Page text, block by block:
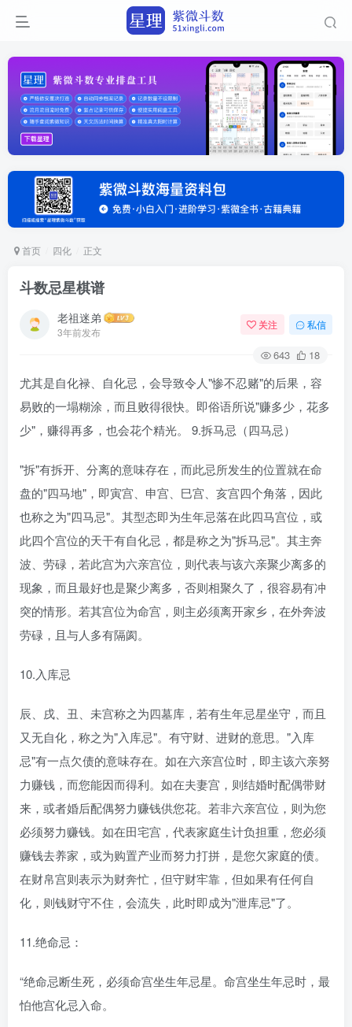
首页 四化 正文
​斗​数​忌​星​棋​谱
老祖迷弟
3年前发布
关注 私信
643 18
尤其是自化禄、自化忌，会导致令人"惨不忍赌"的后果，容
易败的一塌糊涂，而且败得很快。即俗语所说"赚多少，花多
少"，赚得再多，也会花个精光。 9.拆马忌（四马忌）
"拆"有拆开、分离的意味存在，而此忌所发生的位置就在命
盘的"四马地"，即寅宫、申宫、巳宫、亥宫四个角落，因此
也称之为"四马忌"。其型态即为生年忌落在此四马宫位，或
此四个宫位的天干有自化忌，都是称之为"拆马忌"。其主奔
波、劳碌，若此宫为六亲宫位，则代表与该六亲聚少离多的
现象，而且最好也是聚少离多，否则相聚久了，很容易有冲
突的情形。若其宫位为命宫，则主必须离开家乡，在外奔波
劳碌，且与人多有隔阂。
10.入库忌
辰、戌、丑、未宫称之为四墓库，若有生年忌星坐守，而且
又无自化，称之为"入库忌"。有守财、进财的意思。"入库
忌"有一点欠债的意味存在。如在六亲宫位时，即主该六亲努
力赚钱，而您能因而得利。如在夫妻宫，则结婚时配偶带财
来，或者婚后配偶努力赚钱供您花。若非六亲宫位，则为您
必须努力赚钱。如在田宅宫，代表家庭生计负担重，您必须
赚钱去养家，或为购置产业而努力打拼，是您欠家庭的债。
在财帛宫则表示为财奔忙，但守财牢靠，但如果有任何自
化，则钱财守不住，会流失，此时即成为"泄库忌"了。
11.绝命忌：
“绝命忌断生死，必须命宫坐生年忌星。命宫坐生年忌时，最
怕他宫化忌入命。